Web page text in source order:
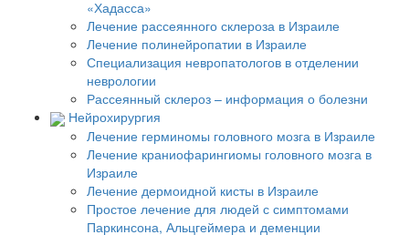
«Хадасса»
Лечение рассеянного склероза в Израиле
Лечение полинейропатии в Израиле
Специализация невропатологов в отделении
неврологии
Рассеянный склероз – информация о болезни
Нейрохирургия
Лечение герминомы головного мозга в Израиле
Лечение краниофарингиомы головного мозга в
Израиле
Лечение дермоидной кисты в Израиле
Простое лечение для людей с симптомами
Паркинсона, Альцгеймера и деменции